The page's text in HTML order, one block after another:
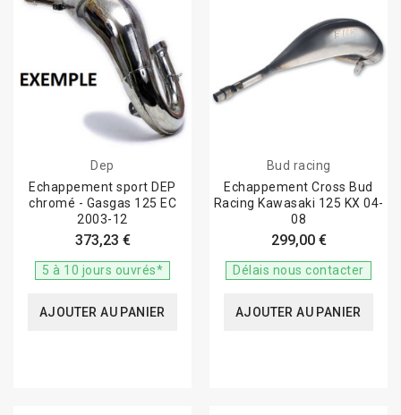
Dep
Echappement sport DEP
chromé - Gasgas 125 EC
2003-12
373,23 €
5 à 10 jours ouvrés*
AJOUTER AU PANIER
Bud racing
Echappement Cross Bud
Racing Kawasaki 125 KX 04-
08
299,00 €
Délais nous contacter
AJOUTER AU PANIER